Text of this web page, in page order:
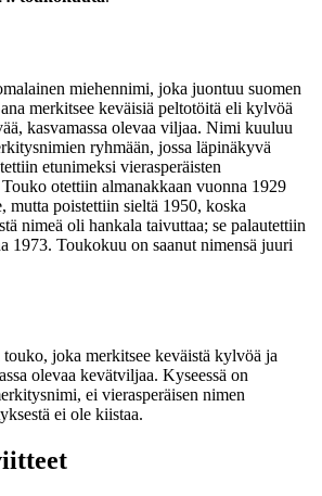
miehennimi, joka juontuu suomen
merkitsee keväisiä peltotöitä eli kylvöä
kasvamassa olevaa viljaa. Nimi kuuluu
ryhmään, jossa läpinäkyvä
etunimeksi vierasperäisten
otettiin almanakkaan vuonna 1929
mutta poistettiin sieltä 1950, koska
nimeä oli hankala taivuttaa; se palautettiin
1973. Toukokuu on saanut nimensä juuri
touko, joka merkitsee keväistä kylvöä ja
olevaa kevätviljaa. Kyseessä on
ei vierasperäisen nimen
ei ole kiistaa.